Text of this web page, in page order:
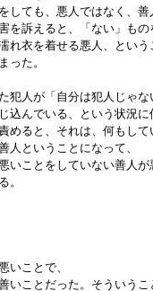
ても、悪人ではなく、善
訴えると、「ない」も
衣を着せる悪人、という
た。
人が「自分は犯人じゃな
んでいる、という状況に
ると、それは、何もし
ということになって、
ことをしていない善人が
。
ことで、
ことだった。そういうこ